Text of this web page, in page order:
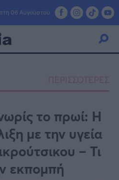
06 Αυγούστου
ΠΕΡΙΣΣΟΤΕΡΕΣ
το πρωί: Η
με την υγεία
– Τι
εκπομπή